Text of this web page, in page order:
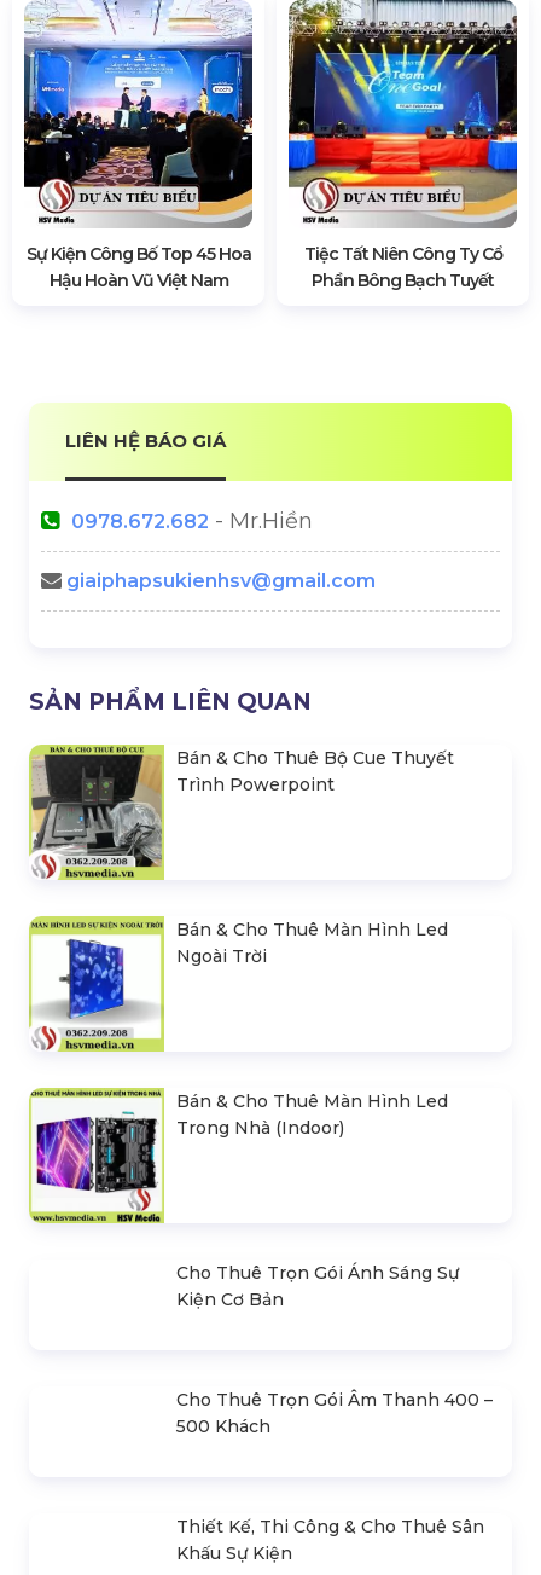
Sự Kiện Công Bố Top 45 Hoa
Hậu Hoàn Vũ Việt Nam
Tiệc Tất Niên Công Ty Cổ
Phần Bông Bạch Tuyết
LIÊN HỆ BÁO GIÁ
0978.672.682 - Mr.Hiền
giaiphapsukienhsv@gmail.com
SẢN PHẨM LIÊN QUAN
Bán & Cho Thuê Bộ Cue Thuyết
Trình Powerpoint
Bán & Cho Thuê Màn Hình Led
Ngoài Trời
Bán & Cho Thuê Màn Hình Led
Trong Nhà (Indoor)
Cho Thuê Trọn Gói Ánh Sáng Sự
Kiện Cơ Bản